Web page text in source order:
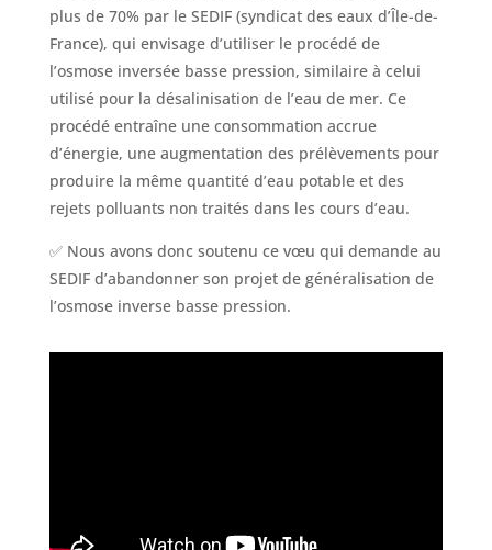
plus de 70% par le SEDIF (syndicat des eaux d’Île-de-
France), qui envisage d’utiliser le procédé de
l’osmose inversée basse pression, similaire à celui
utilisé pour la désalinisation de l’eau de mer. Ce
procédé entraîne une consommation accrue
d’énergie, une augmentation des prélèvements pour
produire la même quantité d’eau potable et des
rejets polluants non traités dans les cours d’eau.
✅ Nous avons donc soutenu ce vœu qui demande au
SEDIF d’abandonner son projet de généralisation de
l’osmose inverse basse pression.